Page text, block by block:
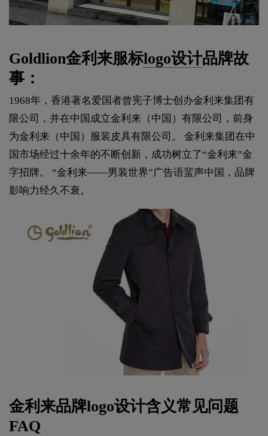
Goldlion金利来服标logo设计品牌故
事：
1968年，香港著名爱国者曾宪子博士创办金利来集团有
限公司，并在中国成立金利来（中国）有限公司，前身
为金利来（中国）服装皮具有限公司。 金利来集团在中
国市场经过十余年的不断创新，成功树立了“金利来”金
字招牌。 “金利来——男装世界”广告语蜚声中国，品牌
影响力经久不衰。
金利来品牌logo设计含义常见问题
FAQ